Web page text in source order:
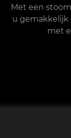
Met een
u gemakkelijk
met